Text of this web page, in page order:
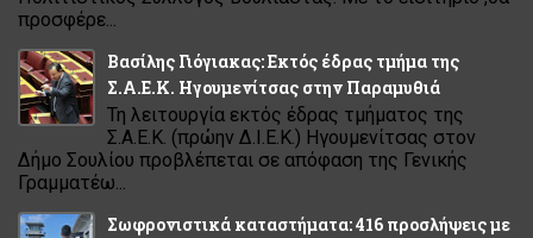
προσφέρε...
Βασίλης Γιόγιακας: Εκτός έδρας τμήμα της
Σ.Α.Ε.Κ. Ηγουμενίτσας στην Παραμυθιά
Τη λειτουργία εκτός έδρας τμήματος της
Σ.Α.Ε.Κ. (πρώην Δ.Ι.Ε.Κ.) Ηγουμενίτσας στον
Δήμο Σουλίου προβλέπεται σε απόφαση της Γενικής
Γραμματέω...
Σωφρονιστικά καταστήματα: 416 προσλήψεις με